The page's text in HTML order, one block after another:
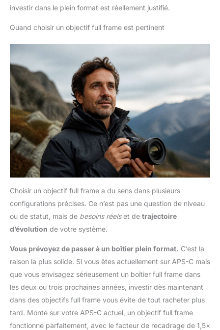
investir dans le plein format est réellement justifié.
Quand choisir un objectif full frame est pertinent
Choisir un objectif full frame a du sens dans plusieurs
configurations précises. Ce n’est pas une question de niveau
ou de statut, mais de besoins réelset de trajectoire
d’évolution de votre système.
Vous prévoyez de passer à un boîtier plein format. C’est la
raison la plus solide. Si vous êtes actuellement sur APS-C mais
que vous envisagez sérieusement un boîtier full frame dans
les deux ou trois prochaines années, investir dès maintenant
dans des objectifs full frame vous évite de tout racheter plus
tard. Monté sur votre APS-C actuel, un objectif full frame
fonctionne parfaitement, avec le facteur de recadrage de 1,5×